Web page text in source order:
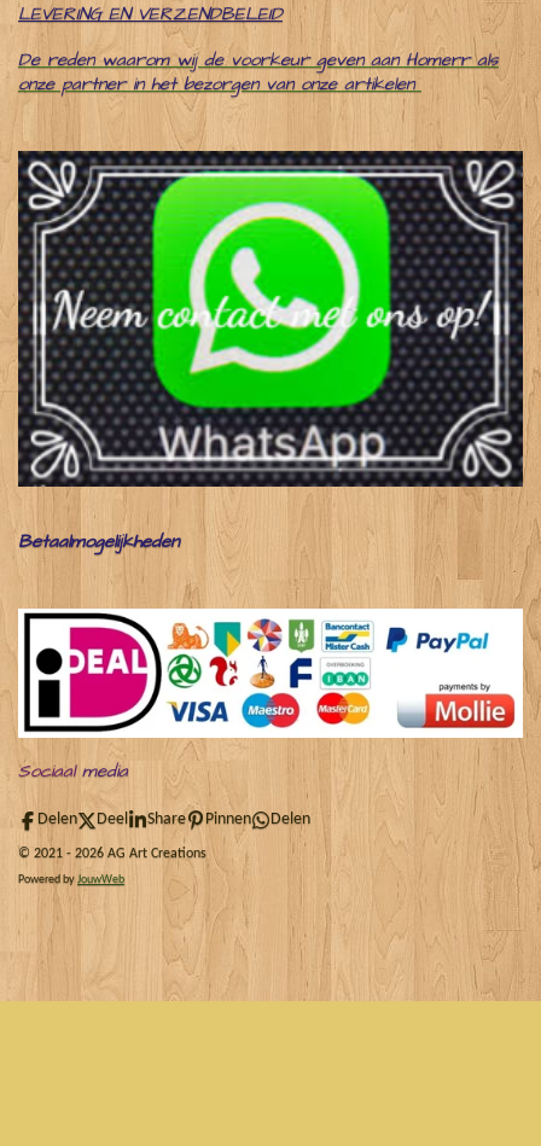
LEVERING EN VERZENDBELEID
De reden waarom wij de voorkeur geven aan Homerr als
onze partner in het bezorgen van onze artikelen
Betaalmogelijkheden
Sociaalmedia
Delen Deel Share Pinnen Delen
© 2021 - 2026 AG Art Creations
Powered byJouwWeb